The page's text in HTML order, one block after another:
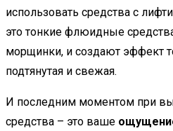
использовать средства с
это тонкие флюидные
морщинки, и создают эффект
подтянутая и свежая.
И последним моментом при
средства – это ваше